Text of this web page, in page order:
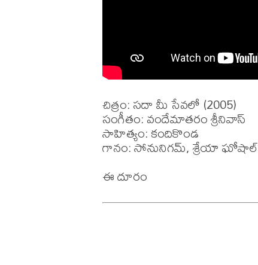
చిత్రం: సదా మీ సేవలో (2005)
సంగీతం: వందేమాతరం శ్రీనివాస్
సాహిత్యం: కందికొండ
గానం: సోనునిగమ్, శ్రేయా ఘోషాల్